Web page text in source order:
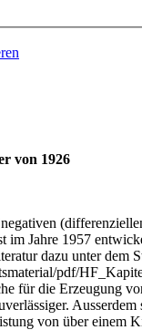
von 1926
im Jahre 1957
dazu unter
pdf/
für die Erzeugung
von über einem